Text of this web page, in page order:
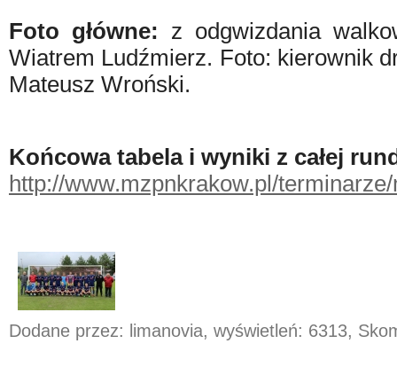
Foto główne: z odgwizdania
Wiatrem Ludźmierz. Foto: kierownik
Mateusz Wroński.
Końcowa tabela i wyniki z całej
http://www.mzpnkrakow.pl/
Dodane przez: limanovia, wyświetleń: 6313,